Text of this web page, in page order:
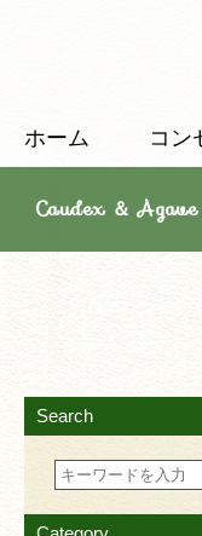
ホーム コン
Caudex ＆
Search